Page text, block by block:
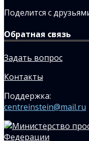
Поделится с
Обратная связь
Задать вопрос
Контакты
Поддержка:
centreinstein@mail.ru